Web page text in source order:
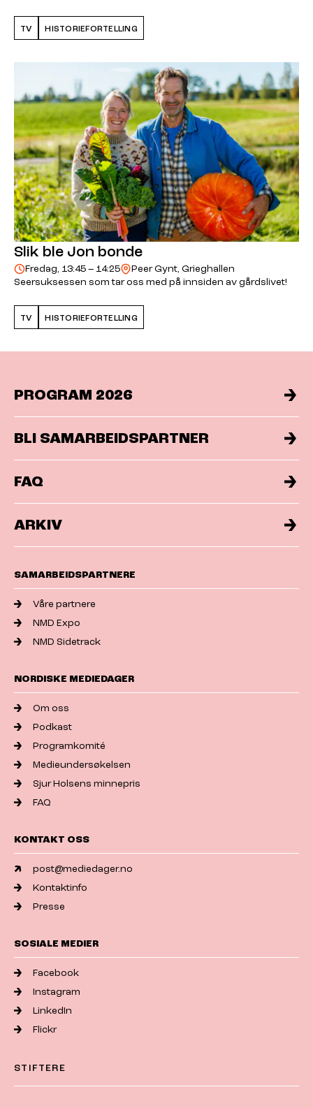
TV HISTORIEFORTELLING
Slik ble Jon bonde
Fredag, 13:45 – 14:25
Peer Gynt, Grieghallen
Seersuksessen som tar oss med på innsiden av gårdslivet!
TV HISTORIEFORTELLING
PROGRAM 2026
BLI SAMARBEIDSPARTNER
FAQ
ARKIV
SAMARBEIDSPARTNERE
Våre partnere
NMD Expo
NMD Sidetrack
NORDISKE MEDIEDAGER
Om oss
Podkast
Programkomité
Medieundersøkelsen
Sjur Holsens minnepris
FAQ
KONTAKT OSS
post@mediedager.no
Kontaktinfo
Presse
SOSIALE MEDIER
Facebook
Instagram
LinkedIn
Flickr
STIFTERE